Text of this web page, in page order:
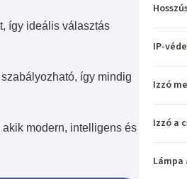
így ideális választás
így mindig
modern, intelligens és
IP-
Izzó
Izzó a
Lámpa